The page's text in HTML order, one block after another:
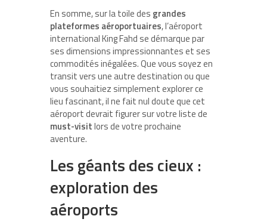
En somme, sur la toile des grandes
plateformes aéroportuaires, l’aéroport
international King Fahd se démarque par
ses dimensions impressionnantes et ses
commodités inégalées. Que vous soyez en
transit vers une autre destination ou que
vous souhaitiez simplement explorer ce
lieu fascinant, il ne fait nul doute que cet
aéroport devrait figurer sur votre liste de
must-visitlors de votre prochaine
aventure.
Les géants des cieux :
exploration des
aéroports